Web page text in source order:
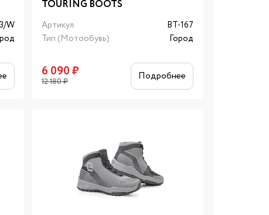
W
TOURING BOOTS
Артикул
BT-167
Тип (Мотообувь)
Город
6 090₽
12 180₽ Подробнее